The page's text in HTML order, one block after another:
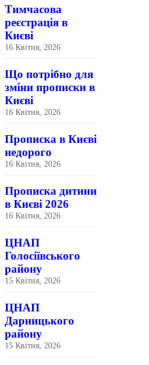
Тимчасова
реєстрація в
Києві
16 Квітня, 2026
Що потрібно для
зміни прописки в
Києві
16 Квітня, 2026
Прописка в Києві
недорого
16 Квітня, 2026
Прописка дитини
в Києві 2026
16 Квітня, 2026
ЦНАП
Голосіївського
району
15 Квітня, 2026
ЦНАП
Дарницького
району
15 Квітня, 2026